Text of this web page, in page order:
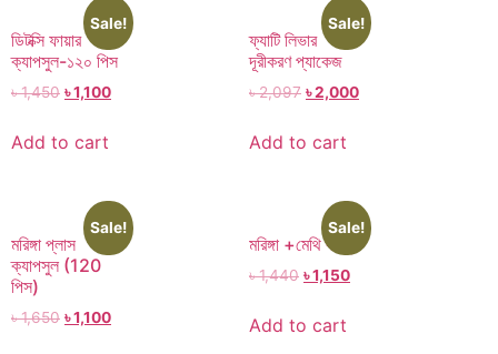
Sale!
ডিটক্সি ফায়ার
ক্যাপসুল-১২০ পিস
৳1,450 ৳1,100
Add to cart
Sale!
ফ্যাটি লিভার
দূরীকরণ প্যাকেজ
৳2,097 ৳2,000
Add to cart
Sale!
মরিঙ্গা প্লাস
ক্যাপসুল (120
পিস)
৳1,650 ৳1,100
Sale!
মরিঙ্গা +মেথি কম্বো
৳1,440 ৳1,150
Add to cart